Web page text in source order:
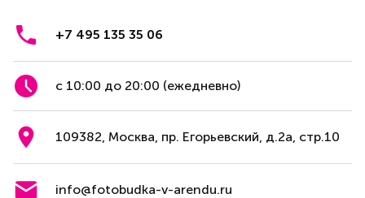
+7 495 135 35 06
с 10:00 до 20:00 (ежедневно)
109382, Москва, пр. Егорьевский, д.2а, стр.10
info@fotobudka-v-arendu.ru